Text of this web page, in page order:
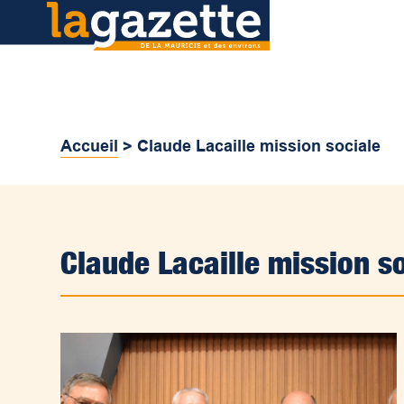
Accueil >Claude Lacaille mission sociale
Claude Lacaille mission